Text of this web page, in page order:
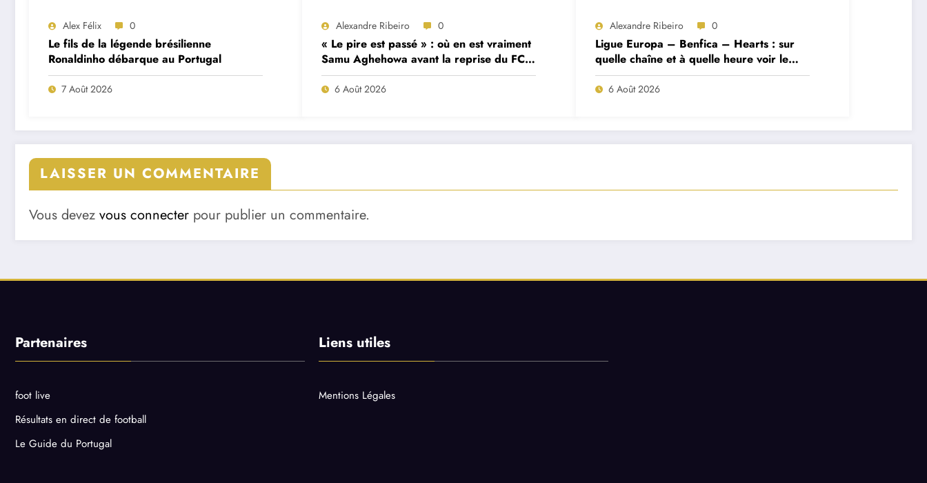
Alex Félix 0
Le fils de la légende brésilienne
Ronaldinho débarque au Portugal
7 Août 2026
Alexandre Ribeiro 0
« Le pire est passé » : où en est vraiment
Samu Aghehowa avant la reprise du FC
Porto ?
6 Août 2026
Alexandre Ribeiro 0
Ligue Europa – Benfica – Hearts : sur
quelle chaîne et à quelle heure voir le
match ?
6 Août 2026
LAISSER UN COMMENTAIRE
Vous devez vous connecter pour publier un commentaire.
Partenaires
foot live
Résultats en direct de football
Le Guide du Portugal
Liens utiles
Mentions Légales